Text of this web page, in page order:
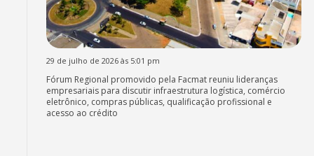
29 de julho de 2026 às 5:01 pm
Fórum Regional promovido pela Facmat reuniu lideranças
empresariais para discutir infraestrutura logística, comércio
eletrônico, compras públicas, qualificação profissional e
acesso ao crédito